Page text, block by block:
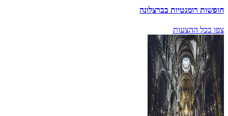
חופשות רומנטיות בברצלונה
צפו בכל ההצעות